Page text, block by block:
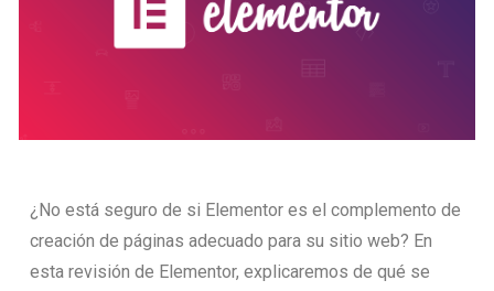
¿No está seguro de si Elementor es el complemento de
creación de páginas adecuado para su sitio web? En
esta revisión de Elementor, explicaremos de qué se